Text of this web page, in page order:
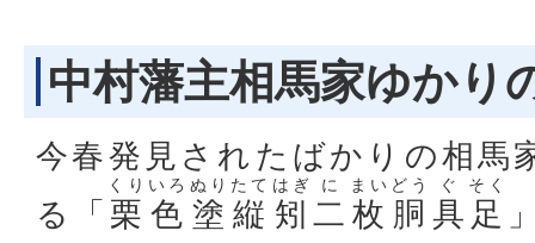
中村藩主相馬家ゆかり
今春発見されたばかりの相馬
る「 栗
くり
色
いろ
塗
ぬり
縦
たて
矧
はぎ
二
に
枚
まい
胴
どう
具
ぐ
足
そく